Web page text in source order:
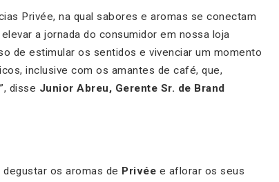
Privée, na qual sabores e aromas se conectam
a jornada do consumidor em nossa loja
de estimular os sentidos e vivenciar um momento
inclusive com os amantes de café, que,
”, disse Junior Abreu, Gerente Sr. de Brand
os aromas de Privée e aflorar os seus